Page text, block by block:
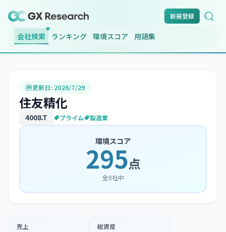
新規登録
会社検索 ランキング 環境スコア 用語集
更新日: 2026/7/29
住友精化
4008.T プライム 製造業
環境スコア
295点
全0社中
売上 総資産